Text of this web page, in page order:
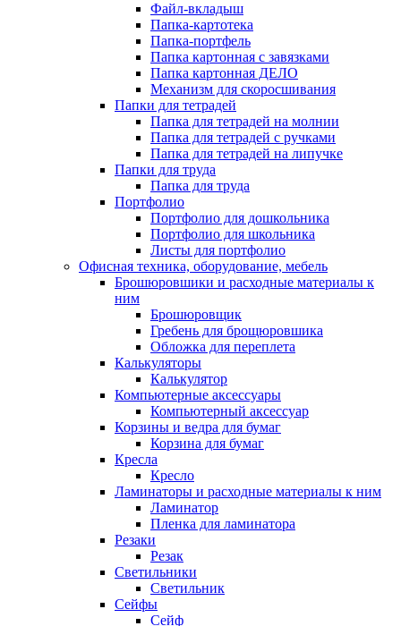
Файл-вкладыш
Папка-картотека
Папка-портфель
Папка картонная с завязками
Папка картонная ДЕЛО
Механизм для скоросшивания
Папки для тетрадей
Папка для тетрадей на молнии
Папка для тетрадей с ручками
Папка для тетрадей на липучке
Папки для труда
Папка для труда
Портфолио
Портфолио для дошкольника
Портфолио для школьника
Листы для портфолио
Офисная техника, оборудование, мебель
Брошюровшики и расходные материалы к
ним
Брошюровщик
Гребень для брощюровшика
Обложка для переплета
Калькуляторы
Калькулятор
Компьютерные аксессуары
Компьютерный аксессуар
Корзины и ведра для бумаг
Корзина для бумаг
Кресла
Кресло
Ламинаторы и расходные материалы к ним
Ламинатор
Пленка для ламинатора
Резаки
Резак
Светильники
Светильник
Сейфы
Сейф